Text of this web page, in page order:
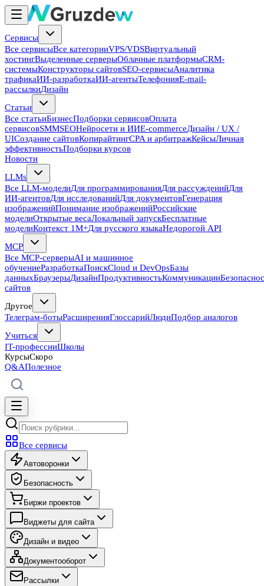
Сервисы
Все сервисыВсе категорииVPS/VDSВиртуальный
хостингВыделенные серверыОблачные платформыCRM-
системыКонструкторы сайтовSEO-сервисыАналитика
трафикаИИ-разработкаИИ-агентыТелефонияE-mail-
рассылкиДизайн
Статьи
Все статьиБизнесПодборки сервисовОплата
сервисовSMMSEOНейросети и ИИE-commerceДизайн / UX /
UIСоздание сайтовКопирайтингCPA и арбитражКейсыЛичная
эффективностьПодборки курсов
Новости
LLMs
Все LLM-моделиДля программированияДля рассужденийДля
ИИ-агентовДля исследованийДля документовГенерация
изображенийПонимание изображенийРоссийские
моделиОткрытые весаЛокальный запускБесплатные
моделиКонтекст 1M+Для русского языкаНедорогой API
MCP
Все MCP-серверыAI и машинное
обучениеРазработкаПоискCloud и DevOpsБазы
данныхБраузерыДизайнПродуктивностьКоммуникации
сайтов
Другое
Телеграм-ботыРасширенияГлоссарийЛюдиПодбор аналогов
Учиться
IT-профессииШколы
КурсыСкоро
Q&AПолезное
Все сервисы
Автоворонки
Безопасность
Биржи проектов
Виджеты для сайта
Дизайн и видео
Документооборот
Рассылки